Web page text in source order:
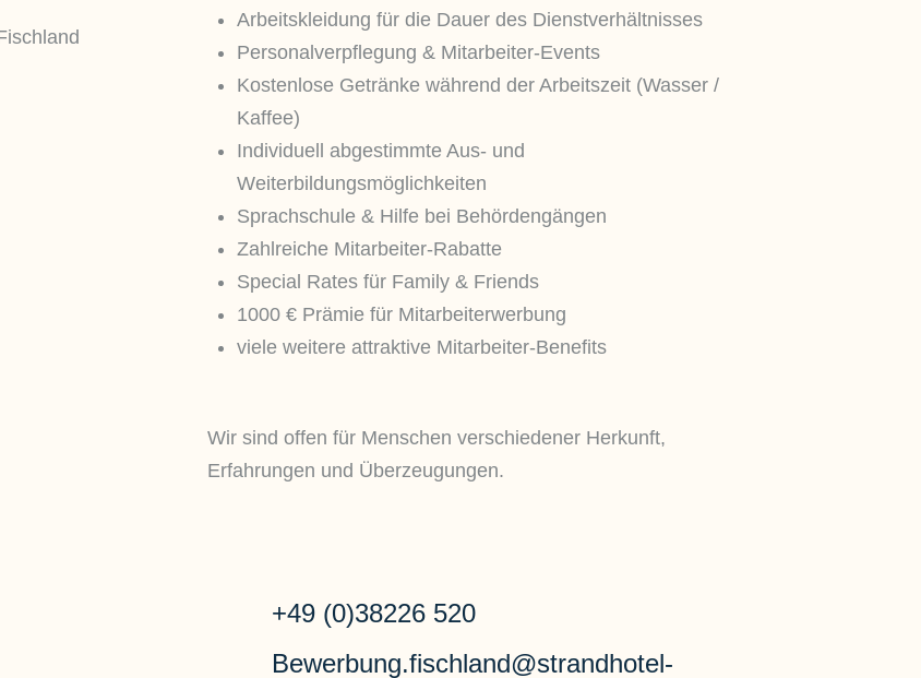
Arbeitskleidung für die Dauer des Dienstverhältnisses
Personalverpflegung & Mitarbeiter-Events
Kostenlose Getränke während der Arbeitszeit (Wasser /
Kaffee)
Individuell abgestimmte Aus- und
Weiterbildungsmöglichkeiten
Sprachschule & Hilfe bei Behördengängen
Zahlreiche Mitarbeiter-Rabatte
Special Rates für Family & Friends
1000 € Prämie für Mitarbeiterwerbung
viele weitere attraktive Mitarbeiter-Benefits
Wir sind offen für Menschen verschiedener Herkunft,
Erfahrungen und Überzeugungen.
+49 (0)38226 520
Bewerbung.fischland@strandhotel-